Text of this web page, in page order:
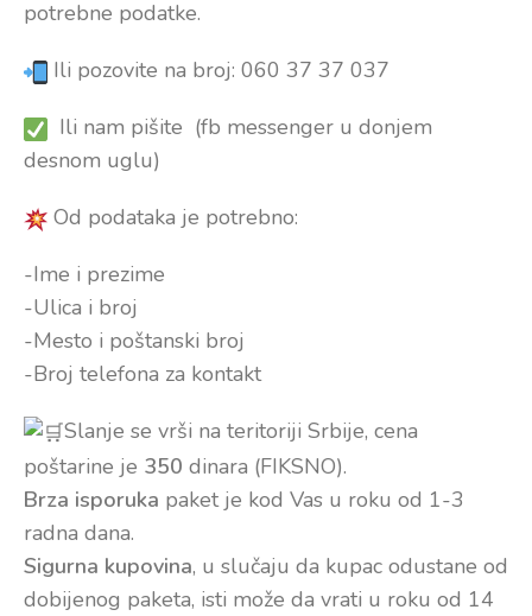
potrebne podatke.
Ili pozovite na broj: 060 37 37 037
Ili nam pišite (fb messenger u donjem
desnom uglu)
Od podataka je potrebno:
-Ime i prezime
-Ulica i broj
-Mesto i poštanski broj
-Broj telefona za kontakt
Slanje se vrši na teritoriji Srbije, cena
poštarine je 350 dinara (FIKSNO).
Brza isporuka paket je kod Vas u roku od 1-3
radna dana.
Sigurna kupovina, u slučaju da kupac odustane od
dobijenog paketa, isti može da vrati u roku od 14